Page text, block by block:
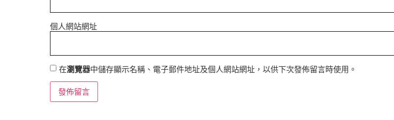
個人網站網址
在瀏覽器中儲存顯示名稱、電子郵件地址及個人網站網址，以供下次發佈留言時使用。